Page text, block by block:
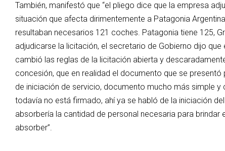
También, manifestó que “el pliego dice que la empresa
situación que afecta dirimentemente a Patagonia
resultaban necesarios 121 coches. Patagonia tiene 125,
adjudicarse la licitación, el secretario de Gobierno dijo
cambió las reglas de la licitación abierta y
concesión, que en realidad el documento que se
de iniciación de servicio, documento mucho más simple
todavía no está firmado, ahí ya se habló de la iniciación
absorbería la cantidad de personal necesaria para
absorber”.